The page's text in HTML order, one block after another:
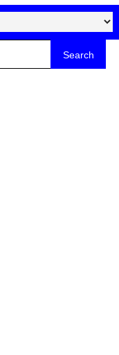
Search